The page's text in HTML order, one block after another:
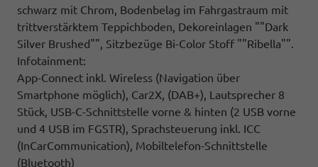
schwarz mit Chrom, Bodenbelag im Fahrgastraum mit
trittverstärktem Teppichboden, Dekoreinlagen ""Dark
Silver Brushed"", Sitzbezüge Bi-Color Stoff ""Ribella"".
Infotainment:
App-Connect inkl. Wireless (Navigation über
Smartphone möglich), Car2X, (DAB+), Lautsprecher 8
Stück, USB-C-Schnittstelle vorne & hinten (2 USB vorne
und 4 USB im FGSTR), Sprachsteuerung inkl. ICC
(InCarCommunication), Mobiltelefon-Schnittstelle
(Bluetooth)